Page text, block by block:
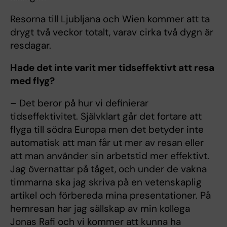
Resorna till Ljubljana och Wien kommer att ta
drygt två veckor totalt, varav cirka två dygn är
resdagar.
Hade det inte varit mer tidseffektivt att resa
med flyg?
– Det beror på hur vi definierar
tidseffektivitet. Självklart går det fortare att
flyga till södra Europa men det betyder inte
automatisk att man får ut mer av resan eller
att man använder sin arbetstid mer effektivt.
Jag övernattar på tåget, och under de vakna
timmarna ska jag skriva på en vetenskaplig
artikel och förbereda mina presentationer. På
hemresan har jag sällskap av min kollega
Jonas Rafi och vi kommer att kunna ha